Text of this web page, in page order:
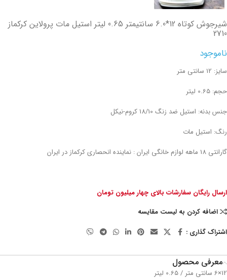
شیرجوش کوتاه 12*6.0 سانتیمتر 0.65 لیتر استیل مات پرولاین کرکماز
2710
ناموجود
سایز: 12 سانتی متر
حجم: 0.65 لیتر
جنس بدنه: استیل ضد زنگ 18/10 کروم-نیکل
رنگ: استیل مات
گارانتی 18 ماهه لوازم خانگی ایران : نماینده انحصاری کرکماز در ایران
ارسال رایگان سفارشات بالای چهار میلیون تومان
اضافه کردن به لیست مقایسه
اشتراک گذاری :
معرفی محصول
12×6 سانتی متر / 0.65 لیتر